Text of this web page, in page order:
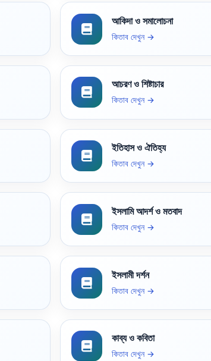
আকিদা ও সমালোচনা
কিতাব দেখুন →
আচরণ ও শিষ্টাচার
কিতাব দেখুন →
ইতিহাস ও ঐতিহ্য
কিতাব দেখুন →
ইসলামি আদর্শ ও মতবাদ
কিতাব দেখুন →
ইসলামী দর্শন
কিতাব দেখুন →
কাব্য ও কবিতা
কিতাব দেখুন →